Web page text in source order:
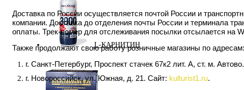
L-КАРНИТИН
Доставка по России осуществляется почтой России и
компании. Доставка до отделения почты России и терминала
оплаты. Трек-номер для отслеживания посылки отсылается на
Также продолжают свою работу розничные магазины по адресам:
г. Санкт-Петербург, Проспект стачек 67к2 лит. А, ст. м.
г. Новороссийск, ул. Южная, д. 21. Сайт: kulturist1.ru.